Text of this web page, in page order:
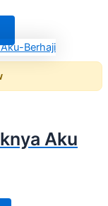
Aku